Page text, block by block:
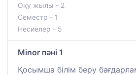
Оқу жылы - 2
Семестр - 1
Несиелер - 5
Minor пәні 1
Қосымша білім беру